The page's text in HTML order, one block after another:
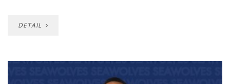
DETAIL